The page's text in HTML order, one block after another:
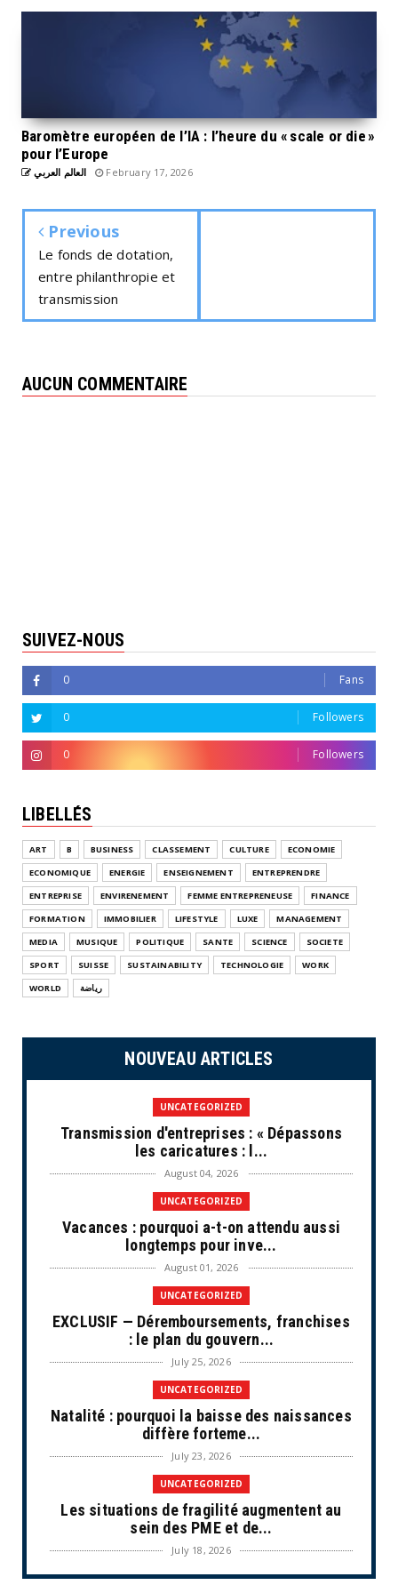
Baromètre européen de l’IA : l’heure du « scale or die »
pour l’Europe
العالم العربي February 17, 2026
Previous
Le fonds de dotation,
entre philanthropie et
transmission
AUCUN COMMENTAIRE
SUIVEZ-NOUS
0 Fans
0 Followers
0 Followers
LIBELLÉS
ART B BUSINESS CLASSEMENT CULTURE
ECONOMIE
ECONOMIQUE
ENERGIE ENSEIGNEMENT
ENTREPRENDRE
ENTREPRISE
ENVIRENEMENT FEMME ENTREPRENEUSE
FINANCE
FORMATION
IMMOBILIER LIFESTYLE LUXE
MANAGEMENT
MEDIA
MUSIQUE POLITIQUE SANTE SCIENCE
SOCIETE
SPORT
SUISSE SUSTAINABILITY TECHNOLOGIE
WORK
WORLD
رياضة
NOUVEAU ARTICLES
UNCATEGORIZED
Transmission d'entreprises : « Dépassons
les caricatures : l...
August 04, 2026
UNCATEGORIZED
Vacances : pourquoi a-t-on attendu aussi
longtemps pour inve...
August 01, 2026
UNCATEGORIZED
EXCLUSIF — Déremboursements, franchises
: le plan du gouvern...
July 25, 2026
UNCATEGORIZED
Natalité : pourquoi la baisse des naissances
diffère forteme...
July 23, 2026
UNCATEGORIZED
Les situations de fragilité augmentent au
sein des PME et de...
July 18, 2026
ECONOMIE